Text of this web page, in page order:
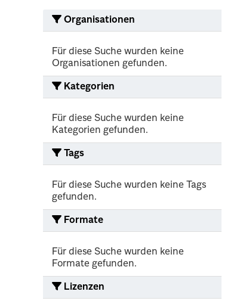
Organisationen
Für diese Suche wurden keine
Organisationen gefunden.
Kategorien
Für diese Suche wurden keine
Kategorien gefunden.
Tags
Für diese Suche wurden keine Tags
gefunden.
Formate
Für diese Suche wurden keine
Formate gefunden.
Lizenzen